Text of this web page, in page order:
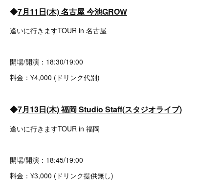
◆7月11日(木) 名古屋 今池GROW
逢いに行きますTOUR in 名古屋
開場/開演：18:30/19:00
料金：¥4,000 (ドリンク代別)
◆7月13日(木) 福岡 Studio Staff(スタジオライブ)
逢いに行きますTOUR in 福岡
開場/開演：18:45/19:00
料金：¥3,000 (ドリンク提供無し)